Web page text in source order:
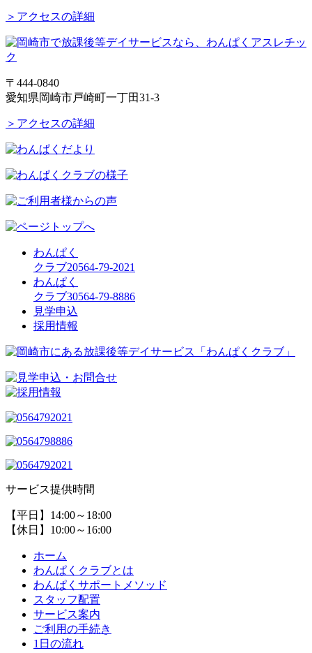
＞アクセスの詳細
〒444-0840
愛知県岡崎市戸崎町一丁田31-3
＞アクセスの詳細
わんぱく
クラブ20564-79-2021
わんぱく
クラブ30564-79-8886
見学申込
採用情報
サービス提供時間
【平日】14:00～18:00
【休日】10:00～16:00
ホーム
わんぱくクラブとは
わんぱくサポートメソッド
スタッフ配置
サービス案内
ご利用の手続き
1日の流れ